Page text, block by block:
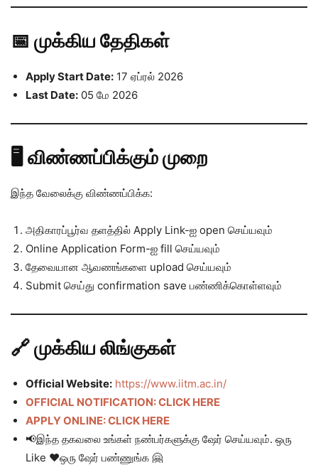
📅 முக்கிய தேதிகள்
Apply Start Date: 17 ஏப்ரல் 2026
Last Date: 05 மே 2026
🖥️ விண்ணப்பிக்கும் முறை
இந்த வேலைக்கு விண்ணப்பிக்க:
அதிகாரப்பூர்வ தளத்தில் Apply Link-ஐ open செய்யவும்
Online Application Form-ஐ fill செய்யவும்
தேவையான ஆவணங்களை upload செய்யவும்
Submit செய்து confirmation save பண்ணிக்கொள்ளவும்
🔗 முக்கிய லிங்குகள்
Official Website: https://www.iitm.ac.in/
OFFICIAL NOTIFICATION: CLICK HERE
APPLY ONLINE: CLICK HERE
📢இந்த தகவலை உங்கள் நண்பர்களுக்கு ஷேர் செய்யவும். ஒரு
Like ❤️ஒரு ஷேர் பண்ணுங்க 🤗